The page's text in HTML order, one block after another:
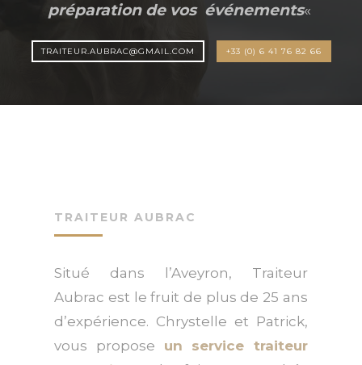
préparation de vos événements«
TRAITEUR.AUBRAC@GMAIL.COM +33 (0) 6 41 76 82 66
TRAITEUR AUBRAC
Situé dans l’Aveyron, Traiteur
Aubrac est le fruit de plus de 25 ans
d’expérience. Chrystelle et Patrick,
vous propose un service traiteur